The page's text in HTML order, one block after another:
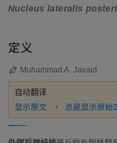
Nucleus lateralis
定义
Muhammad A. Javaid
自动翻译
显示原文 总是显示原始